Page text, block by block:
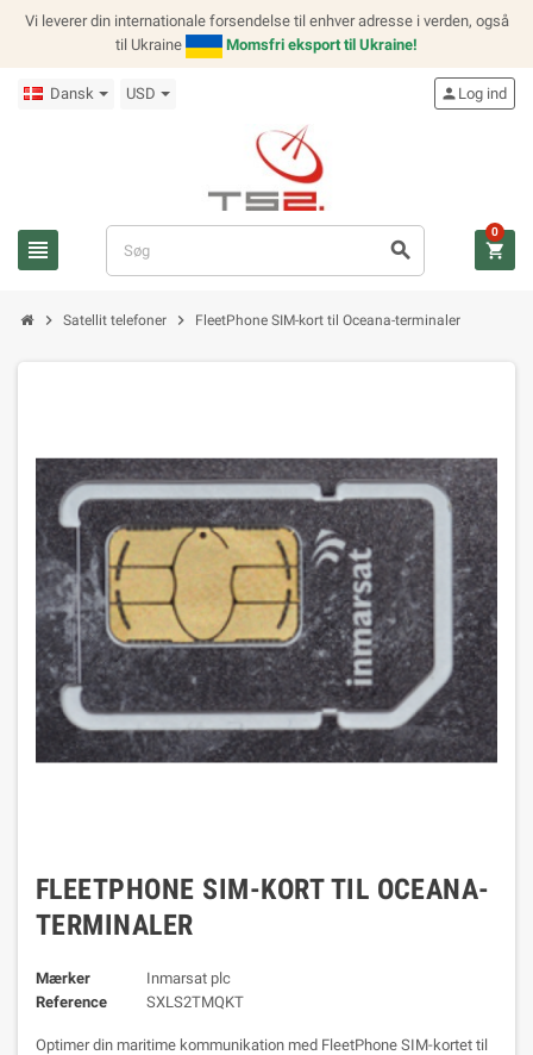
Vi leverer din internationale forsendelse til enhver adresse i verden, også
til Ukraine
Momsfri eksport til Ukraine!
Dansk USD
view_headline search
person Log ind
shopping_cart
0
chevron_right Satellit telefoner chevron_right FleetPhone SIM-kort til Oceana-terminaler
FLEETPHONE SIM-KORT TIL OCEANA-
TERMINALER
Mærker
Inmarsat plc
Reference
SXLS2TMQKT
Optimer din maritime kommunikation med FleetPhone SIM-kortet til